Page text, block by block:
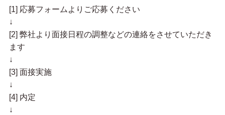
[1] 応募フォームよりご応募ください
↓
[2] 弊社より面接日程の調整などの連絡をさせていただき
ます
↓
[3] 面接実施
↓
[4] 内定
↓